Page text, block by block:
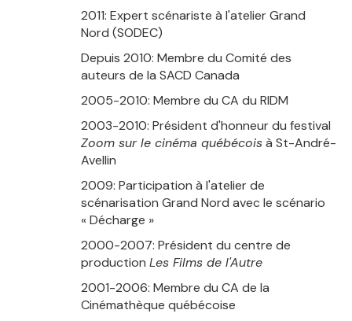
2011: Expert scénariste à l'atelier Grand
Nord (SODEC)
Depuis 2010: Membre du Comité des
auteurs de la SACD Canada
2005-2010: Membre du CA du RIDM
2003-2010: Président d'honneur du festival
Zoom sur le cinéma québécoisà St-André-
Avellin
2009: Participation à l'atelier de
scénarisation Grand Nord avec le scénario
«Décharge »
2000-2007: Président du centre de
production Les Films de l'Autre
2001-2006: Membre du CA de la
Cinémathèque québécoise